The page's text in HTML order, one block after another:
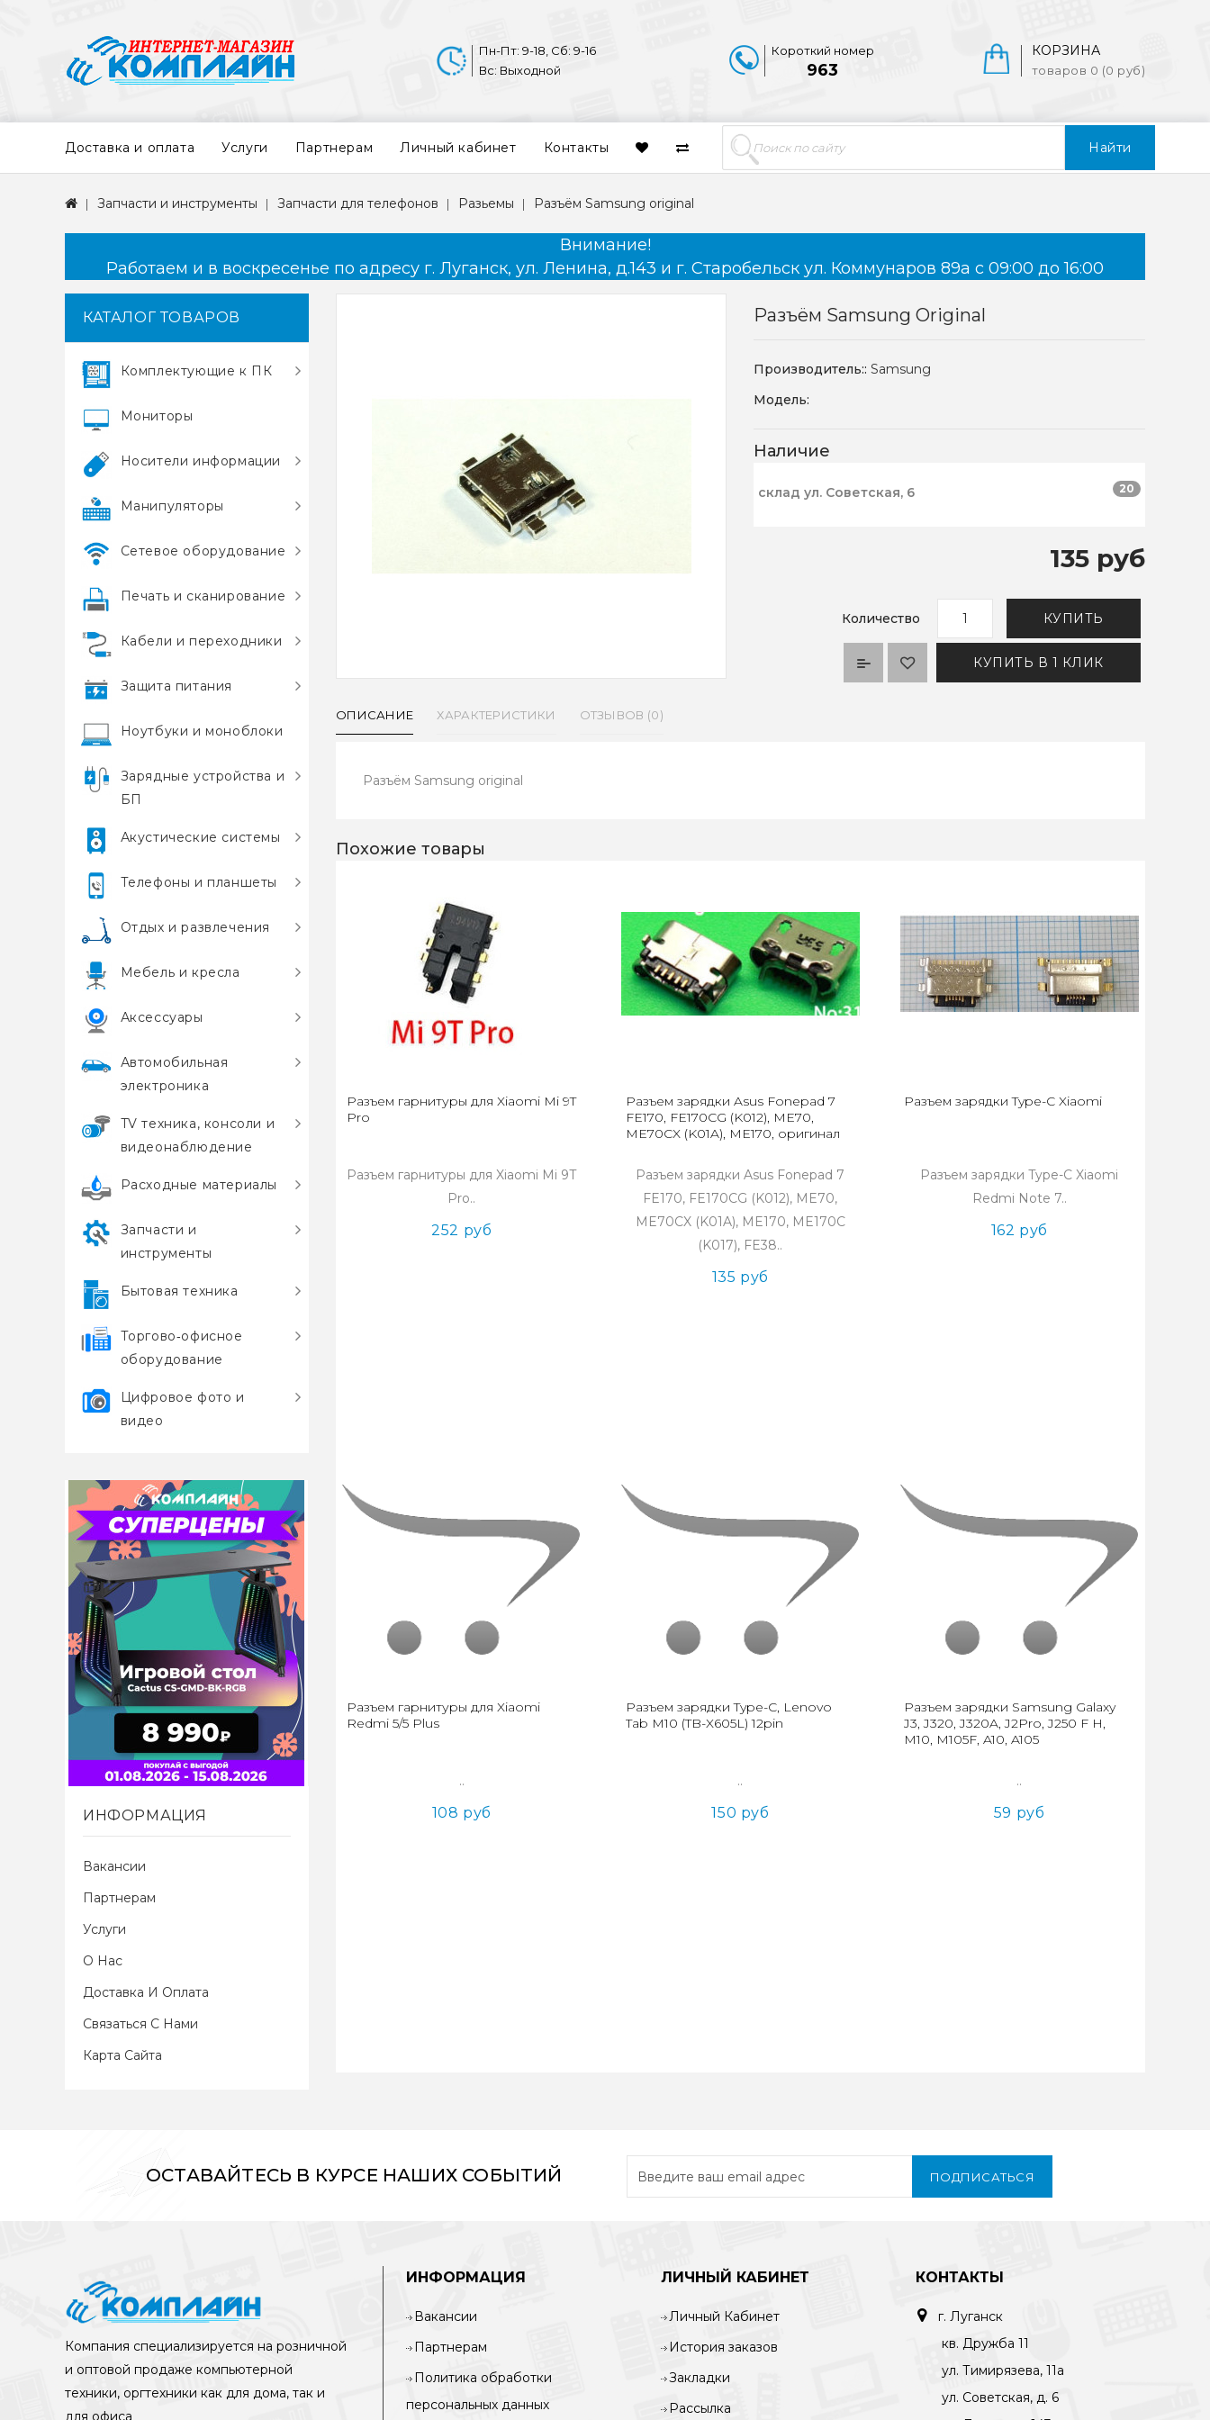
Найти
КОРЗИНА
товаров 0 (0 руб)
Короткий номер
963
Пн-Пт: 9-18, Сб: 9-16
Вс: Выходной
Доставка и оплата Услуги Партнерам Личный кабинет Контакты
Запчасти и инструменты Запчасти для телефонов Разьемы Разъём Samsung original
Внимание!
Работаем и в воскресенье по адресу г. Луганск, ул. Ленина, д.143 и г. Старобельск ул. Коммунаров 89а с 09:00 до 16:00
КАТАЛОГ ТОВАРОВ
Комплектующие к ПК
Мониторы
Носители информации
Манипуляторы
Сетевое оборудование
Печать и сканирование
Кабели и переходники
Защита питания
Ноутбуки и моноблоки
Зарядные устройства и
БП
Акустические системы
Телефоны и планшеты
Отдых и развлечения
Мебель и кресла
Аксессуары
Автомобильная
электроника
TV техника, консоли и
видеонаблюдение
Расходные материалы
Запчасти и
инструменты
Бытовая техника
Торгово‑офисное
оборудование
Цифровое фото и
видео
ИНФОРМАЦИЯ
Вакансии
Партнерам
Услуги
О Нас
Доставка И Оплата
Связаться С Нами
Карта Сайта
Разъём Samsung Original
Производитель::Samsung
Модель:
Наличие
склад ул. Советская, 6 20
135 руб
Количество КУПИТЬ
КУПИТЬ В 1 КЛИК
ОПИСАНИЕ ХАРАКТЕРИСТИКИ ОТЗЫВОВ (0)
Разъём Samsung original
Похожие товары
Разъем гарнитуры для Xiaomi Mi 9T
Pro
Разъем гарнитуры для Xiaomi Mi 9T
Pro..
252 руб
Разъем зарядки Asus Fonepad 7
FE170, FE170CG (K012), ME70,
ME70CX (K01A), ME170, оригинал
Разъем зарядки Asus Fonepad 7
FE170, FE170CG (K012), ME70,
ME70CX (K01A), ME170, ME170C
(K017), FE38..
135 руб
Разъем зарядки Type-C Xiaomi
Разъем зарядки Type-C Xiaomi
Redmi Note 7..
162 руб
Разъем гарнитуры для Xiaomi
Redmi 5/5 Plus
..
108 руб
Разъем зарядки Type-C, Lenovo
Tab M10 (TB-X605L) 12pin
..
150 руб
Разъем зарядки Samsung Galaxy
J3, J320, J320A, J2Pro, J250 F H,
M10, M105F, A10, A105
..
59 руб
ОСТАВАЙТЕСЬ В КУРСЕ НАШИХ СОБЫТИЙ ПОДПИСАТЬСЯ
Компания специализируется на розничной
и оптовой продаже компьютерной
техники, оргтехники как для дома, так и
для офиса
ИНФОРМАЦИЯ
Вакансии
Партнерам
Политика обработки
персональных данных
ЛИЧНЫЙ КАБИНЕТ
Личный Кабинет
История заказов
Закладки
Рассылка
КОНТАКТЫ
г. Луганск
кв. Дружба 11
ул. Тимирязева, 11а
ул. Советская, д. 6